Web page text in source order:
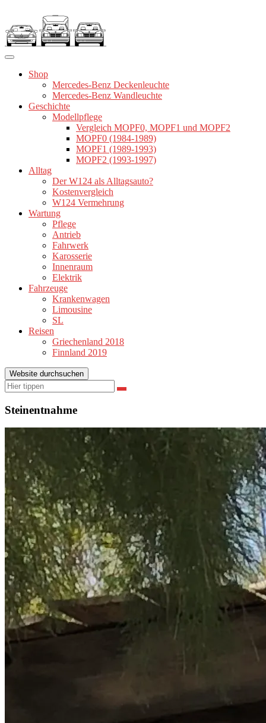
springen
Shop
Mercedes-Benz Deckenleuchte
Mercedes-Benz Wandleuchte
Geschichte
Modellpflege
Vergleich MOPF0, MOPF1 und MOPF2
MOPF0 (1984-1989)
MOPF1 (1989-1993)
MOPF2 (1993-1997)
Alltag
Der W124 als Alltagsauto?
Kostenvergleich
W124 Vermehrung
Wartung
Pflege
Antrieb
Fahrwerk
Karosserie
Innenraum
Elektrik
Fahrzeuge
Krankenwagen
Limousine
SL
Reisen
Griechenland 2018
Finnland 2019
Website durchsuchen
Suchen
nach:
Suchen
Steinentnahme